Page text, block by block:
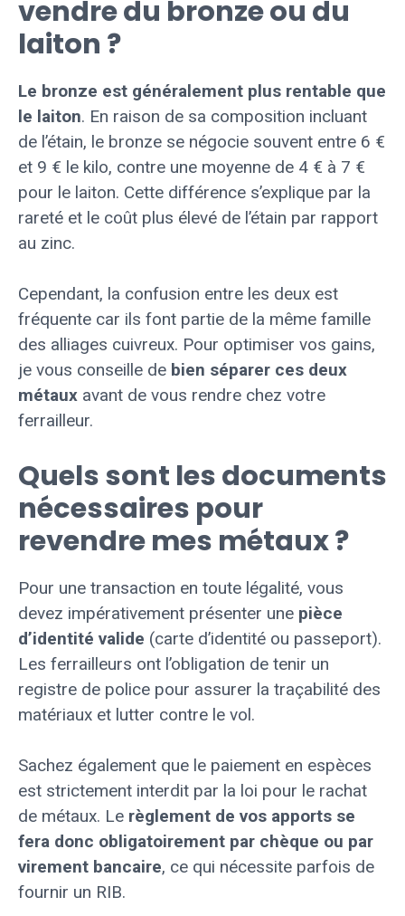
vendre du bronze ou du
laiton ?
Le bronze est généralement plus rentable que
le laiton. En raison de sa composition incluant
de l’étain, le bronze se négocie souvent entre 6 €
et 9 € le kilo, contre une moyenne de 4 € à 7 €
pour le laiton. Cette différence s’explique par la
rareté et le coût plus élevé de l’étain par rapport
au zinc.
Cependant, la confusion entre les deux est
fréquente car ils font partie de la même famille
des alliages cuivreux. Pour optimiser vos gains,
je vous conseille de bien séparer ces deux
métaux avant de vous rendre chez votre
ferrailleur.
Quels sont les documents
nécessaires pour
revendre mes métaux ?
Pour une transaction en toute légalité, vous
devez impérativement présenter une pièce
d’identité valide (carte d’identité ou passeport).
Les ferrailleurs ont l’obligation de tenir un
registre de police pour assurer la traçabilité des
matériaux et lutter contre le vol.
Sachez également que le paiement en espèces
est strictement interdit par la loi pour le rachat
de métaux. Le règlement de vos apports se
fera donc obligatoirement par chèque ou par
virement bancaire, ce qui nécessite parfois de
fournir un RIB.